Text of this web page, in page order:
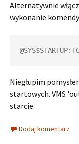
Alternatywnie
wykonanie
Niegłupim
startowych. VMS
starcie.
Dodaj komentarz